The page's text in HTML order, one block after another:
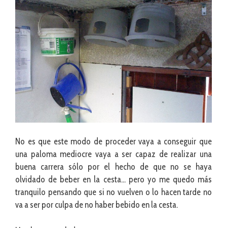
No es que este modo de proceder vaya a conseguir que
una paloma mediocre vaya a ser capaz de realizar una
buena carrera sólo por el hecho de que no se haya
olvidado de beber en la cesta… pero yo me quedo más
tranquilo pensando que si no vuelven o lo hacen tarde no
va a ser por culpa de no haber bebido en la cesta.